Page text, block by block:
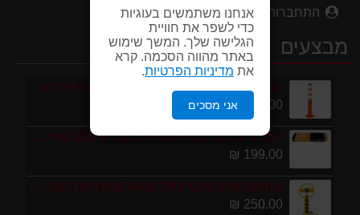
אנחנו משתמשים בעוגיות
כדי לשפר את חוויית
הגלישה שלך. המשך שימוש
באתר מהווה הסכמה. קרא
את מדיניות הפרטיות.
אני מסכים
התחברות
מבצעים
עמוד סימון גמיש 75 ס''מ ECO תוצרת אירופה
95.00 ₪
חבילת 1 מטר פסי האטה 10 קמ''ש כולל סופיות מפלסטיק
199.00 ₪
מחסום חניה פרטי כולל מנעול ומפתחות גובה 70 ס"מ
250.00 ₪